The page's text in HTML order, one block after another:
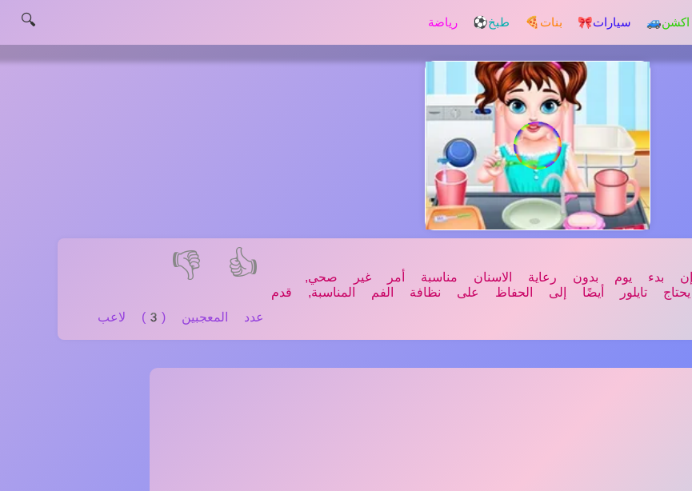
🚙 سيارات🎀 بنات 🍕 طبخ⚽ رياضة 🔍
👍
👎
عدد المعجبين (3) لاعب
يوم بدون رعاية الاسنان مناسبة أمر غير صحي,
تايلور أيضًا إلى الحفاظ على نظافة الفم المناسبة, قدم